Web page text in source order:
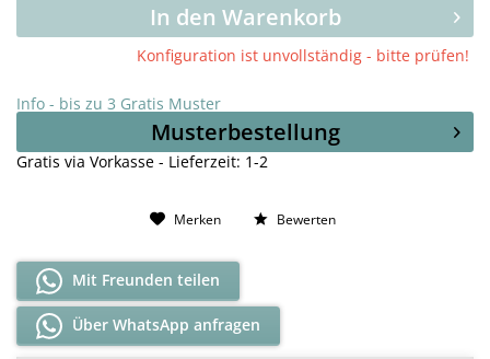
In den Warenkorb
Konfiguration ist unvollständig - bitte prüfen!
Musterbestellung
Info - bis zu 3 Gratis Muster
Gratis via Vorkasse - Lieferzeit: 1-2
Merken Bewerten
Mit Freunden teilen
Über WhatsApp anfragen